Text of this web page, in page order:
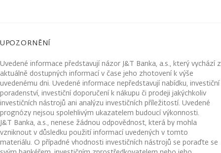
UPOZORNĚNÍ
Uvedené informace představují názor J&T Banka, a.s., který vychází z
aktuálně dostupných informací v čase jeho zhotovení k výše
uvedenému dni. Uvedené informace nepředstavují nabídku, investiční
poradenství, investiční doporučení k nákupu či prodeji jakýchkoliv
investičních nástrojů ani analýzu investičních příležitostí. Uvedené
prognózy nejsou spolehlivým ukazatelem budoucí výkonnosti.
J&T Banka, a.s., nenese žádnou odpovědnost, která by mohla
vzniknout v důsledku použití informací uvedených v tomto
materiálu. O případné vhodnosti investičních nástrojů se poraďte se